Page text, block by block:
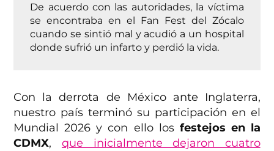
De acuerdo con las autoridades, la víctima
se encontraba en el Fan Fest del Zócalo
cuando se sintió mal y acudió a un hospital
donde sufrió un infarto y perdió la vida.
Con la derrota de México ante Inglaterra,
nuestro país terminó su participación en el
Mundial 2026 y con ello losfestejos en la
CDMX, que inicialmente dejaron cuatro